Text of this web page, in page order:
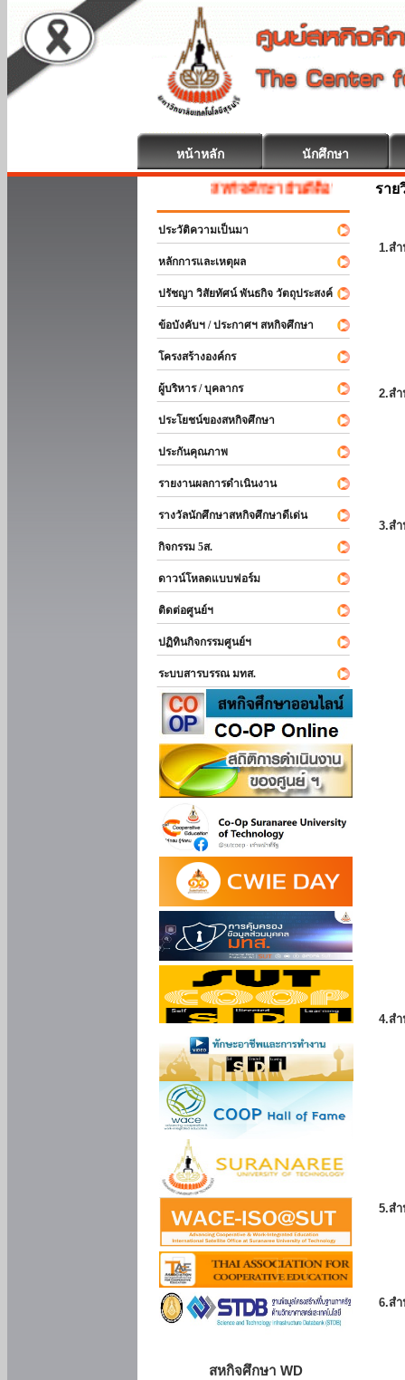
หน้าหลัก นักศึกษา
สหกิจศึกษา ยินดีต้อนรับ
ประวัติความเป็นมา
หลักการและเหตุผล
ปรัชญา วิสัยทัศน์ พันธกิจ วัตถุประสงค์
ข้อบังคับฯ / ประกาศฯ สหกิจศึกษา
โครงสร้างองค์กร
ผู้บริหาร / บุคลากร
ประโยชน์ของสหกิจศึกษา
ประกันคุณภาพ
รายงานผลการดำเนินงาน
รางวัลนักศึกษาสหกิจศึกษาดีเด่น
กิจกรรม 5ส.
ดาวน์โหลดแบบฟอร์ม
ติดต่อศูนย์ฯ
ปฏิทินกิจกรรมศูนย์ฯ
ระบบสารบรรณ มทส.
สหกิจศึกษา WD
ราย
1.ส
2.ส
3.ส
4.ส
5.ส
6.ส